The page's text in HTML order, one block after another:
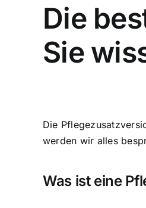
Die
Sie
Die
werden wir alles
Was ist eine